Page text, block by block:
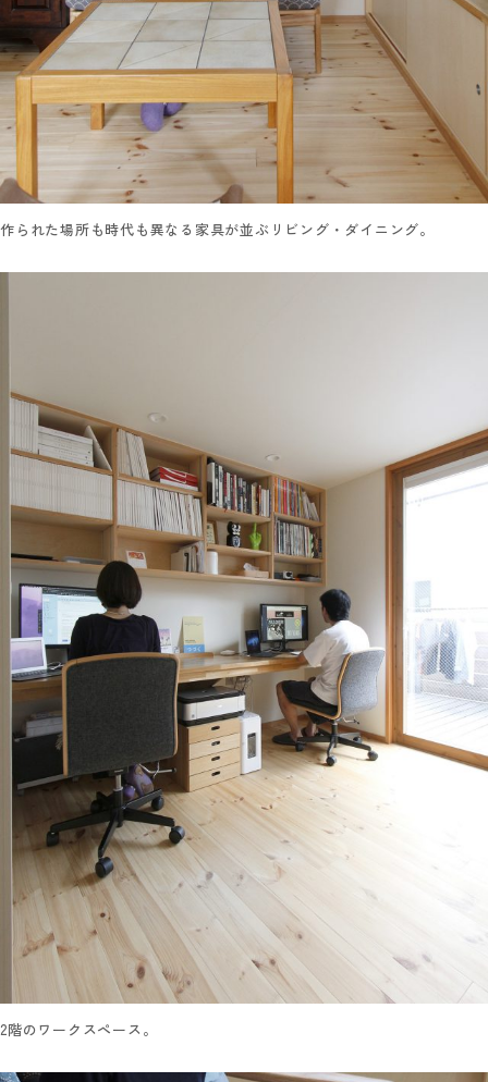
作られた場所も時代も異なる家具が並ぶリビング・ダイニング。
2階のワークスペース。